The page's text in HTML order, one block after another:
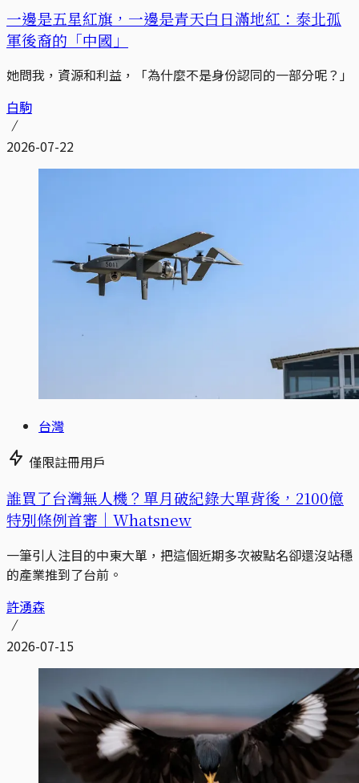
一邊是五星紅旗，一邊是青天白日滿地紅：泰北孤
軍後裔的「中國」
她問我，資源和利益，「為什麼不是身份認同的一部分呢？」
白駒
2026-07-22
台灣
僅限註冊用戶
誰買了台灣無人機？單月破紀錄大單背後，2100億
特別條例首審｜Whatsnew
一筆引人注目的中東大單，把這個近期多次被點名卻還沒站穩
的產業推到了台前。
許湧森
2026-07-15